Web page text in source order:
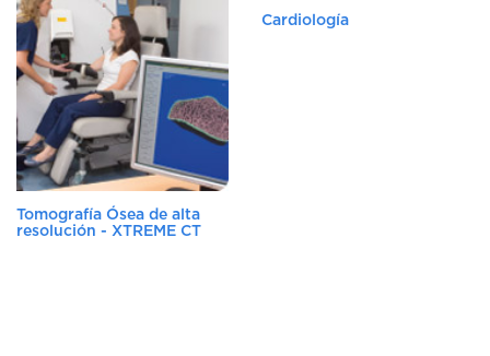
Tomografía Ósea de alta
resolución - XTREME CT
Cardiología